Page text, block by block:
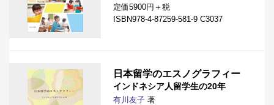
定価5900円＋税
ISBN978-4-87259-581-9 C3037
日本留学のエスノグラフィー
インドネシア人留学生の20年
有川友子 著